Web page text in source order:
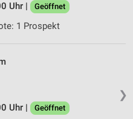
Uhr |
Geöffnet
1 Prospekt
❯
Uhr |
Geöffnet